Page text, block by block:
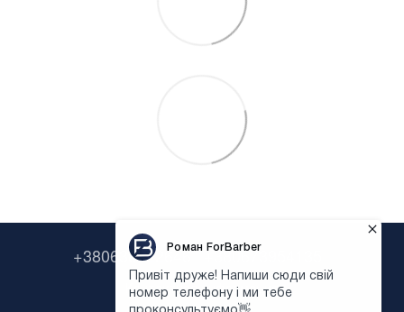
+380638322646 +380673954135
Контактная информация